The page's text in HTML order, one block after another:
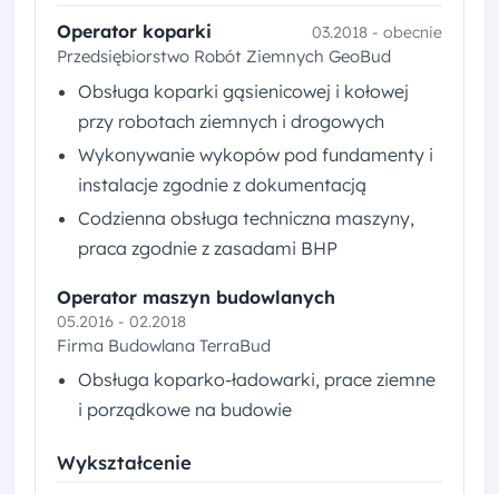
Operator koparki 03.2018 - obecnie
Przedsiębiorstwo Robót Ziemnych GeoBud
Obsługa koparki gąsienicowej i kołowej
przy robotach ziemnych i drogowych
Wykonywanie wykopów pod fundamenty i
instalacje zgodnie z dokumentacją
Codzienna obsługa techniczna maszyny,
praca zgodnie z zasadami BHP
Operator maszyn budowlanych
05.2016 - 02.2018
Firma Budowlana TerraBud
Obsługa koparko-ładowarki, prace ziemne
i porządkowe na budowie
Wykształcenie